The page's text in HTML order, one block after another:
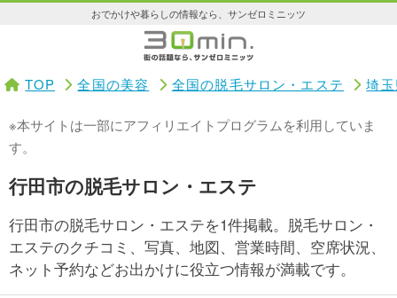
おでかけや暮らしの情報なら、サンゼロミニッツ
TOP 全国の美容 全国の脱毛サロン・エステ 埼
※本サイトは一部にアフィリエイトプログラムを利用していま
す。
行田市の脱毛サロン・エステ
行田市の脱毛サロン・エステを1件掲載。脱毛サロン・
エステのクチコミ、写真、地図、営業時間、空席状況、
ネット予約などお出かけに役立つ情報が満載です。